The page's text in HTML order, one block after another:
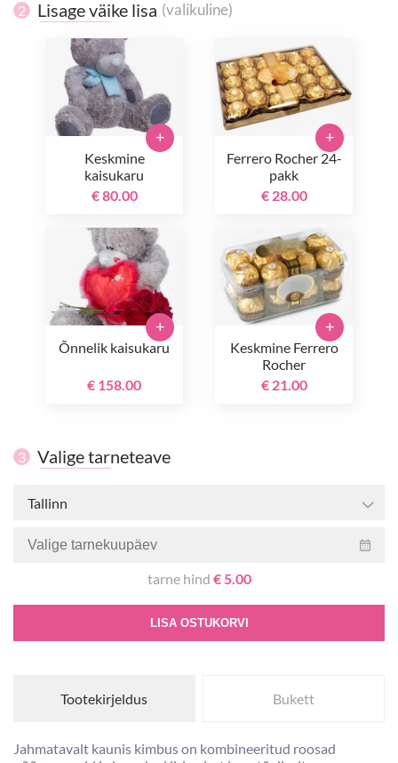
2 Lisage väike lisa (valikuline)
Keskmine
kaisukaru
€ 80.00
+
Ferrero Rocher 24-
pakk
€ 28.00
+
Õnnelik kaisukaru
€ 158.00
+
Keskmine Ferrero
Rocher
€ 21.00
+
3 Valige tarneteave
Tallinn
tarne hind € 5.00
LISA OSTUKORVI
Tootekirjeldus Bukett
Jahmatavalt kaunis kimbus on kombineeritud roosad